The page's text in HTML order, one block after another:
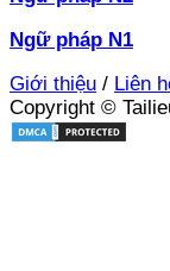
Ngữ pháp N1
Giới thiệu / Liên
Copyright ©